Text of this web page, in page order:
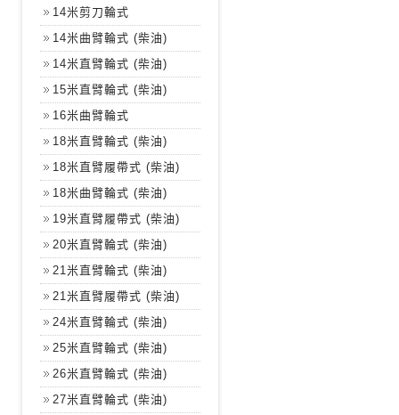
14米剪刀輪式
14米曲臂輪式 (柴油)
14米直臂輪式 (柴油)
15米直臂輪式 (柴油)
16米曲臂輪式
18米直臂輪式 (柴油)
18米直臂履帶式 (柴油)
18米曲臂輪式 (柴油)
19米直臂履帶式 (柴油)
20米直臂輪式 (柴油)
21米直臂輪式 (柴油)
21米直臂履帶式 (柴油)
24米直臂輪式 (柴油)
25米直臂輪式 (柴油)
26米直臂輪式 (柴油)
27米直臂輪式 (柴油)